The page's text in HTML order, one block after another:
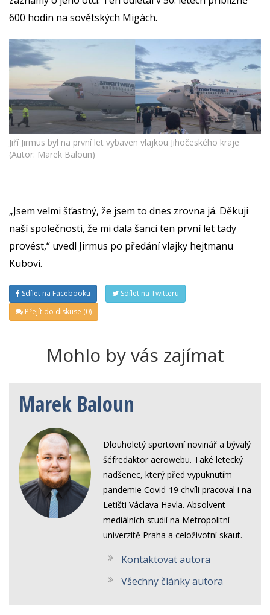
600 hodin na sovětských Migách.
Jiří Jirmus byl na první let vybaven vlajkou Jihočeského kraje
(Autor: Marek Baloun)
„Jsem velmi šťastný, že jsem to dnes zrovna já. Děkuji
naší společnosti, že mi dala šanci ten první let tady
provést,“ uvedl Jirmus po předání vlajky hejtmanu
Kubovi.
Sdílet na Facebooku
Sdílet na Twitteru
Přejít do diskuse (0)
Mohlo by vás zajímat
Marek Baloun
Dlouholetý sportovní novinář a bývalý
šéfredaktor aerowebu. Také letecký
nadšenec, který před vypuknutím
pandemie Covid-19 chvíli pracoval i na
Letišti Václava Havla. Absolvent
mediálních studií na Metropolitní
univerzitě Praha a celoživotní skaut.
Kontaktovat autora
Všechny články autora